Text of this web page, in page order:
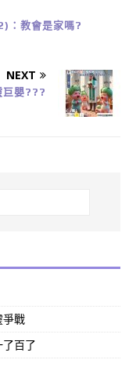
：教會是家嗎?
NEXT
嬰???
爭戰
百了